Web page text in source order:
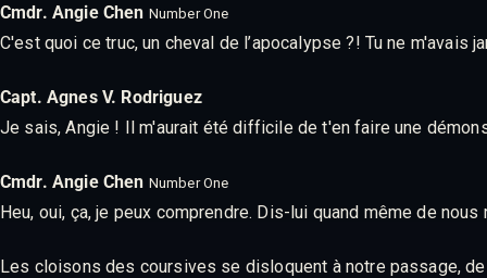
Cmdr. Angie Chen Number One
C'est quoi ce truc, un cheval de l’apocalypse ?! Tu ne m'avais
Capt. Agnes V. Rodriguez
Je sais, Angie ! Il m'aurait été difficile de t'en faire une
Cmdr. Angie Chen Number One
Heu, oui, ça, je peux comprendre. Dis-lui quand même de
Les cloisons des coursives se disloquent à notre passage,